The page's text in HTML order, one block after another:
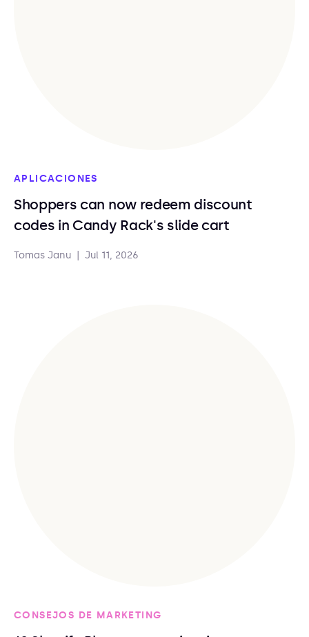
APLICACIONES
Shoppers can now redeem discount
codes in Candy Rack's slide cart
Tomas Janu Jul 11, 2026
CONSEJOS DE MARKETING